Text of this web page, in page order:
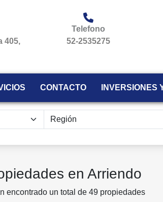
405,
Telefono
52-2535275
CONTACTO INVERSIONES
en Arriendo
encontrado un total de 49 propiedades